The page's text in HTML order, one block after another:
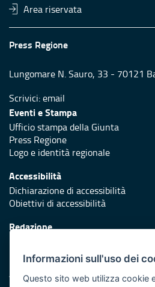
Area riservata
Press Regione
Lungomare N. Sauro, 33 - 70121
Scrivici:email
Eventi e Stampa
Ufficio stampa della Giunta
Press Regione
Logo e identità regionale
Accessibilità
Dichiarazione di accessibilità
Obiettivi di accessibilità
Redazione
Protezione civile
Vai al sito di Protezione Civile
Informazioni sull'uso dei
Questo sito web utilizza cookie